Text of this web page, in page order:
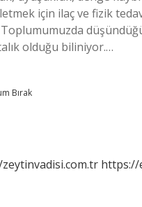
için ilaç ve fizik
olduğu biliniyor.…
Bırak
https://